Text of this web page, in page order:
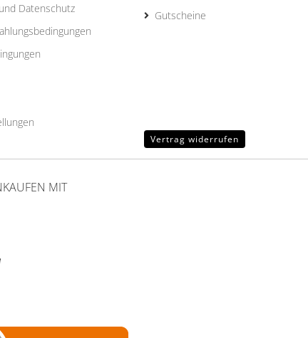
Datenschutz
Gutscheine
Vertrag widerrufen
MIT